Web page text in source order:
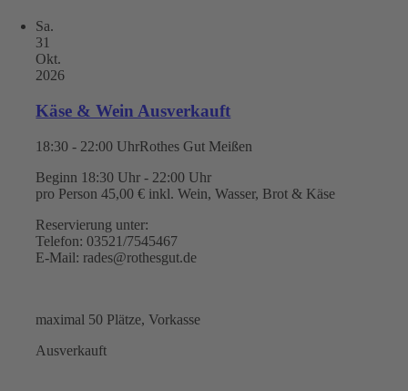
Sa.
31
Okt.
2026
Käse & Wein Ausverkauft
18:30 - 22:00 UhrRothes Gut Meißen
Beginn 18:30 Uhr - 22:00 Uhr
pro Person 45,00 € inkl. Wein, Wasser, Brot & Käse
Reservierung unter:
Telefon: 03521/7545467
E-Mail: rades@rothesgut.de
maximal 50 Plätze, Vorkasse
Ausverkauft